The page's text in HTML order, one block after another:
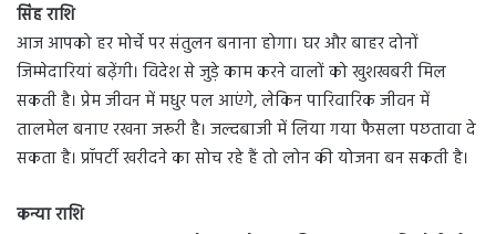
सिंह राशि
आज आपको हर मोर्चे पर संतुलन बनाना होगा। घर और बाहर दोनों
जिम्मेदारियां बढ़ेंगी। विदेश से जुड़े काम करने वालों को खुशखबरी मिल
सकती है। प्रेम जीवन में मधुर पल आएंगे, लेकिन पारिवारिक जीवन में
तालमेल बनाए रखना जरूरी है। जल्दबाजी में लिया गया फैसला पछतावा दे
सकता है। प्रॉपर्टी खरीदने का सोच रहे हैं तो लोन की योजना बन सकती है।
कन्या राशि